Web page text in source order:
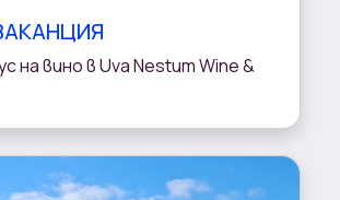
на вино в Uva Nestum Wine &